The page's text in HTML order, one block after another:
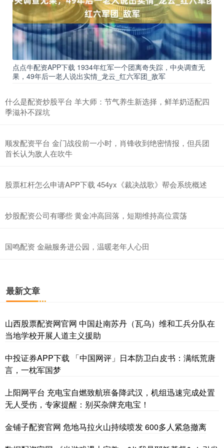
点点牛配资APP下载 1934年红军一个团离奇失踪，中央调查无
果，49年后一老人说出实情_龙云_红六军团_敌军
什么是配资炒股平台 羊大师：节气养生新选择，鲜羊奶适配四
季滋补不踩坑
顺发配资平台 金门战役前一小时，肖锋收到绝密情报，但兵团
首长认为敌人在吹牛
股票杠杆怎么申请APP下载 454yx《裁决战歌》帮会系统概述
炒股配资公司有哪些 黄金冲高回落，短期维持高位震荡
国鸣配资 金融服务进公园，温暖老年人心田
最新文章
山西股票配资网官网 中国赴南苏丹（瓦乌）维和工兵分队在
当地学校开展人道主义援助
中投证券APP下载 「中国网评」日本防卫白皮书：满纸荒唐
言，一枕军国梦
上阳网平台 充电宝自燃致航班备降武汉，机组迅速完成处置
无人受伤，专家提醒：别买杂牌充电宝！
金铺子配资官网 危地马拉火山持续喷发 600多人紧急撤离